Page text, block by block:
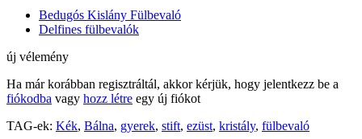
Bedugós Kislány Fülbevaló
Delfines fülbevalók
új vélemény
Ha már korábban regisztráltál, akkor kérjük, hogy jelentkezz be a
fiókodba vagy hozz létre egy új fiókot
TAG-ek: Kék, Bálna, gyerek, stift, ezüst, kristály, fülbevaló